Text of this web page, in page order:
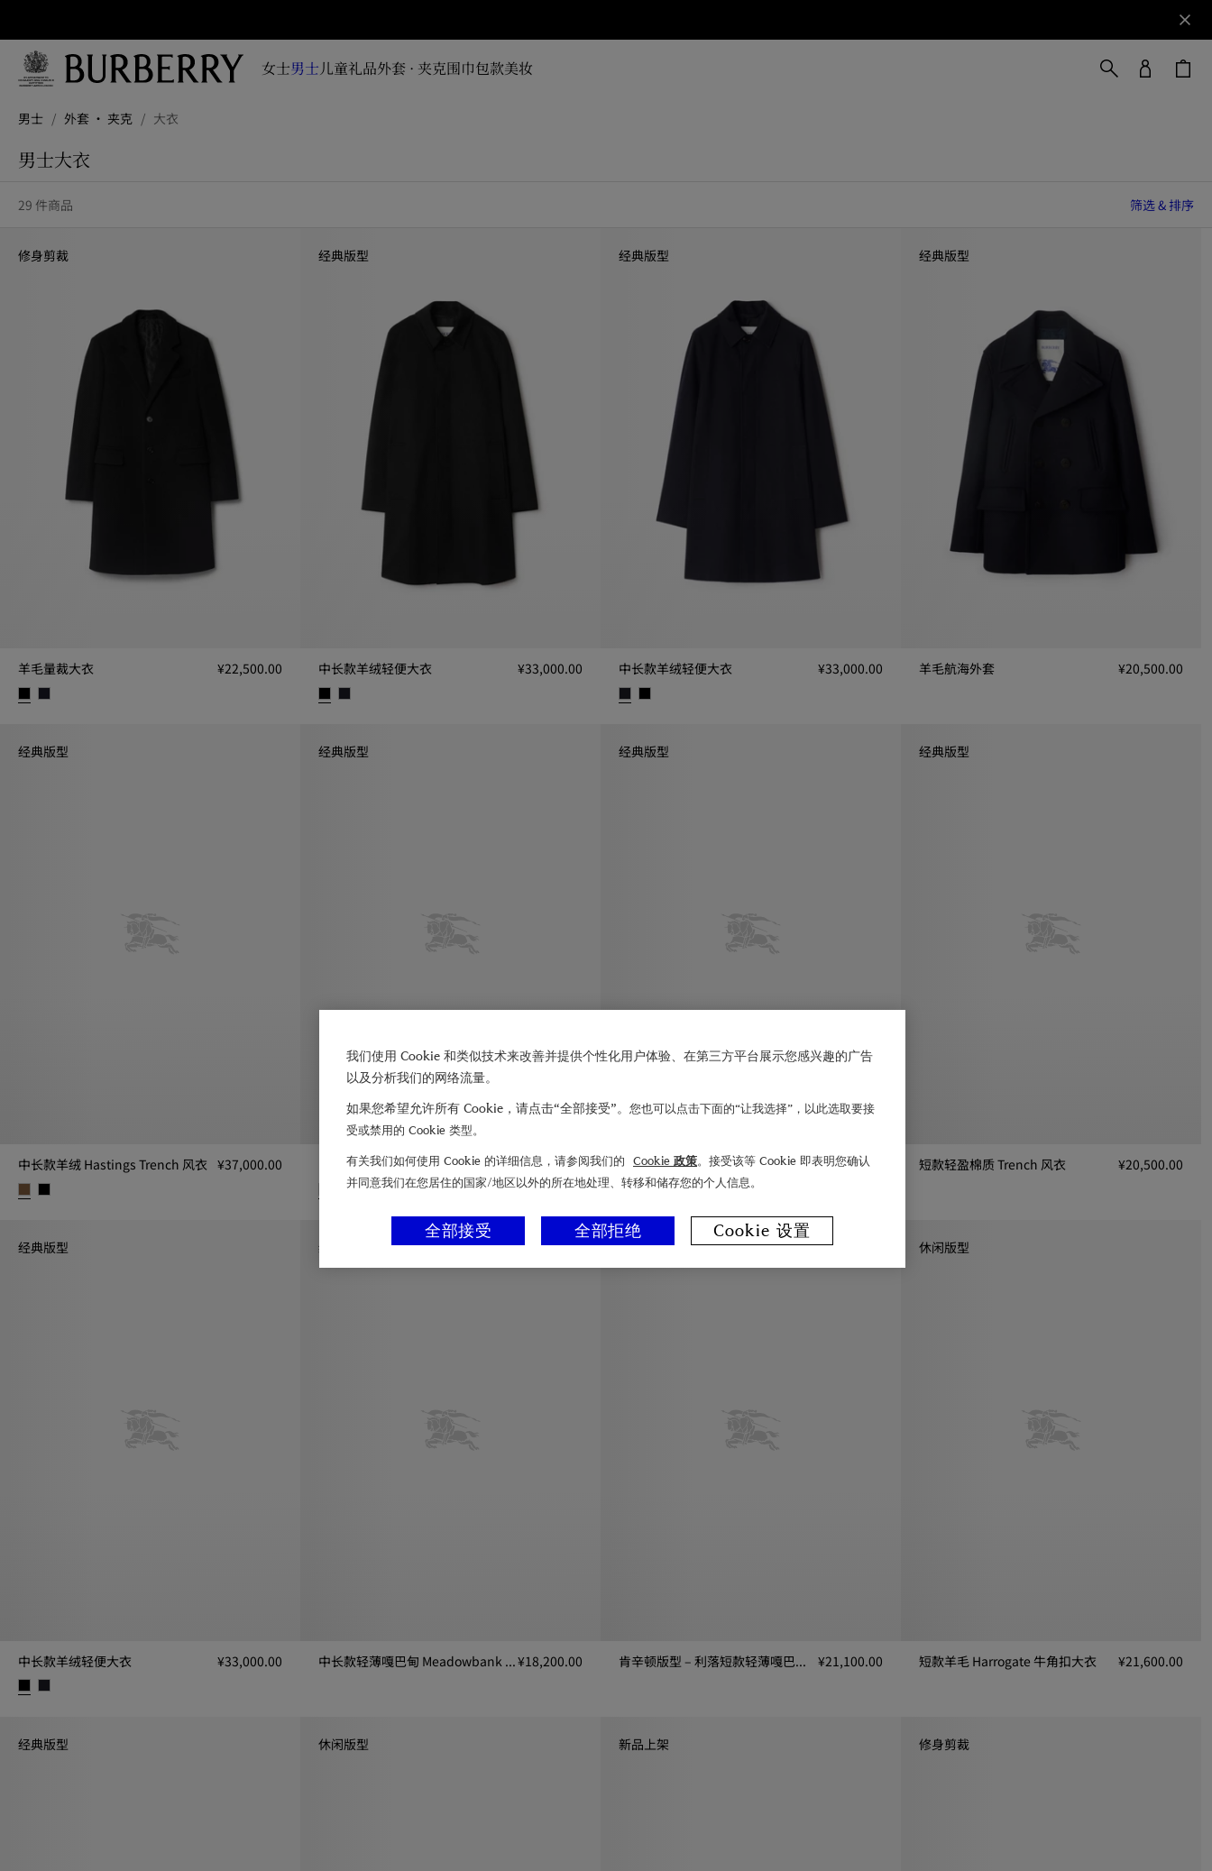
即时
掌握
品牌
系
广告
大片
计故
女士男士儿童礼品外套 · 夹克围巾包款美妆
男士 / 外套 · 夹克 / 大衣
男士大衣
29 件商品 筛选 & 排序
修身剪裁
羊毛量裁大衣 ¥22,500.00
经典版型
中长款羊绒轻便大衣 ¥33,000.00
经典版型
中长款羊绒轻便大衣 ¥33,000.00
经典版型
羊毛航海外套
¥20,500.00
经典版型
中长款羊绒 Hastings Trench 风衣 ¥37,000.00
经典版型
中长款羊绒 Hastings Trench 风衣 ¥37,000.00
经典版型
卡姆登版型 – 中长款轻薄嘎巴甸轻便大衣
¥18,300.00
卡姆登版型 – 中长款轻薄嘎巴甸轻便大衣, ¥18,300.00
经典版型
短款轻盈棉质 Trench 风衣
¥20,500.00
经典版型
中长款羊绒轻便大衣 ¥33,000.00
经典版型
中长款轻薄嘎巴甸 Meadowbank 轻便大衣¥18,200.00
经典版型
肯辛顿版型 – 利落短款轻薄嘎巴甸 Trench 风衣
¥21,100.00
休闲版型
短款羊毛 Harrogate 牛角扣大衣
¥21,600.00
经典版型 休闲版型 新品上架 修身剪裁
我们使用 Cookie 和类似技术来改善并提供个性化用户体验、在第三方平台展示您感兴趣的广告
以及分析我们的网络流量。
如果您希望允许所有 Cookie，请点击“全部接受”。 您也可以点击下面的“让我选择”，以此选取要接
受或禁用的 Cookie 类型。
有关我们如何使用 Cookie 的详细信息，请参阅我们的 Cookie 政策。接受该等 Cookie 即表明您确认
并同意我们在您居住的国家/地区以外的所在地处理、转移和储存您的个人信息。
全部拒绝
全部接受 Cookie 设置